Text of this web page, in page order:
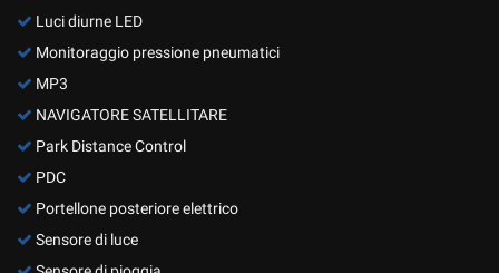
Luci diurne LED
Monitoraggio pressione pneumatici
MP3
NAVIGATORE SATELLITARE
Park Distance Control
PDC
Portellone posteriore elettrico
Sensore di luce